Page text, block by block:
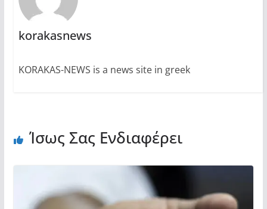
korakasnews
KORAKAS-NEWS is a news site in greek
Ίσως Σας Ενδιαφέρει